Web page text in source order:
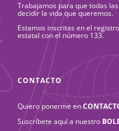
Trabajamos para que todas
decidir la vida que queremos.
Estamos inscritas en el
estatal con el número 133.
CONTACTO
Quiero ponerme en
Suscríbete aquí a nuestro